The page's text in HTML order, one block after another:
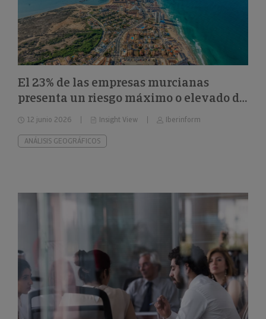
El 23% de las empresas murcianas
presenta un riesgo máximo o elevado de
impago
12 junio 2026 Insight View Iberinform
ANÁLISIS GEOGRÁFICOS